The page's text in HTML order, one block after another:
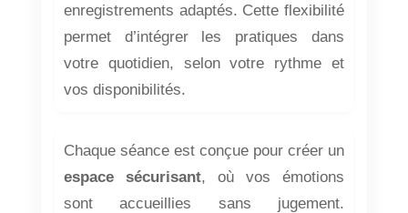
enregistrements adaptés. Cette flexibilité
permet d’intégrer les pratiques dans
votre quotidien, selon votre rythme et
vos disponibilités.
Chaque séance est conçue pour créer un
espace sécurisant, où vos émotions
sont accueillies sans jugement.